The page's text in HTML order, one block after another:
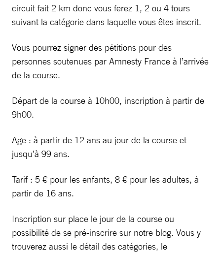
circuit fait 2 km donc vous ferez 1, 2 ou 4 tours
suivant la catégorie dans laquelle vous êtes inscrit.
Vous pourrez signer des pétitions pour des
personnes soutenues par Amnesty France à l’arrivée
de la course.
Départ de la course à 10h00, inscription à partir de
9h00.
Age : à partir de 12 ans au jour de la course et
jusqu’à 99 ans.
Tarif : 5 € pour les enfants, 8 € pour les adultes, à
partir de 16 ans.
Inscription sur place le jour de la course ou
possibilité de se pré-inscrire sur notre blog. Vous y
trouverez aussi le détail des catégories, le